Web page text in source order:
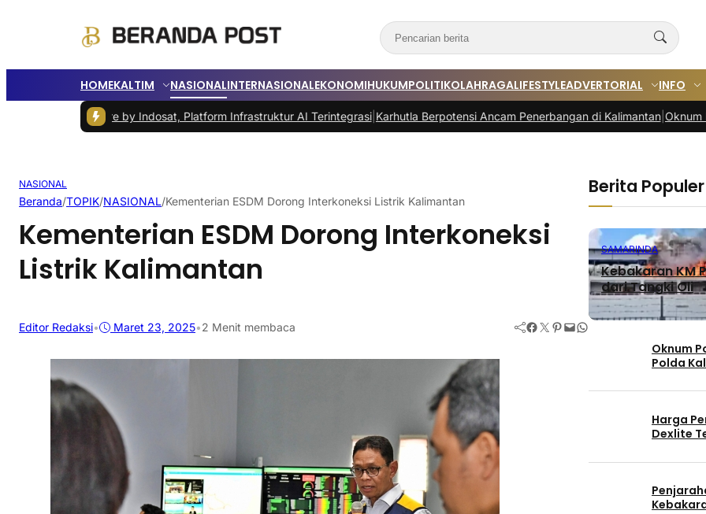
HOMEKALTIM NASIONALINTERNASIONALEKONOMIHUKUMPOLITIKOLAHRAGALIFESTYLEADVERTORIAL INFO
Zankore by Indosat, Platform Infrastruktur AI Terintegrasi|Karhutla Berpotensi Ancam Penerbangan di Kalimantan |Oknum Polres
NASIONAL
Beranda/TOPIK/NASIONAL/Kementerian ESDM Dorong Interkoneksi Listrik Kalimantan
Kementerian ESDM Dorong Interkoneksi
Listrik Kalimantan
Editor Redaksi• Maret 23, 2025•2 Menit membaca Facebook Twitter Pinterest Mail WhatsApp
Berita Populer
SAMARINDA
Kebakaran KM
dari Tangki Oli
Oknum
Polda
Harga
Dexlite